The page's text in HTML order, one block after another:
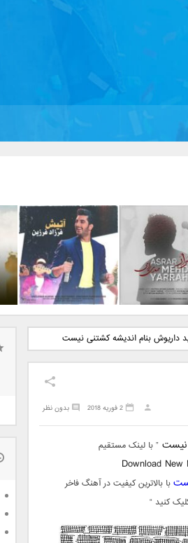
آهنگ جدید مهدی
بنام اسرار
دانلود آهنگ جدید فرزاد
فرزین بنام آتیش
داریوش بنام اندیشه کشتنی نیست
بدون نظر 2 فوریه 2018
نیست ” با لینک مستقیم
Download
با بالاترین کیفیت در آهنگ فاخر
کنید “